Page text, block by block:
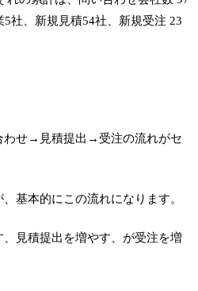
社、新規見積54社、新規受注 23
わせ→見積提出→受注の流れがセ
基本的にこの流れになります。
見積提出を増やす、が受注を増